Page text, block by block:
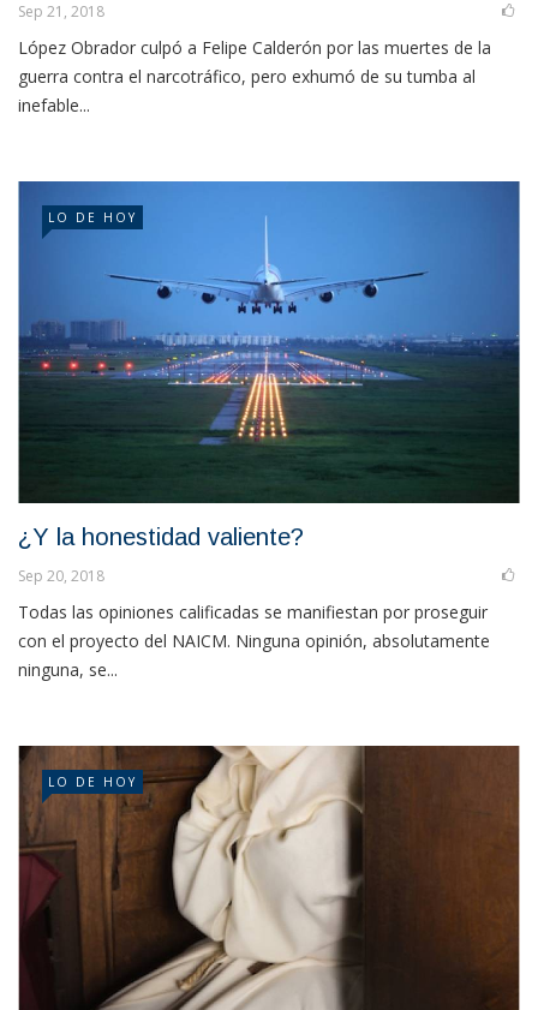
Sep 21, 2018
López Obrador culpó a Felipe Calderón por las muertes de la
guerra contra el narcotráfico, pero exhumó de su tumba al
inefable...
LO DE HOY
¿Y la honestidad valiente?
Sep 20, 2018
Todas las opiniones calificadas se manifiestan por proseguir
con el proyecto del NAICM. Ninguna opinión, absolutamente
ninguna, se...
LO DE HOY